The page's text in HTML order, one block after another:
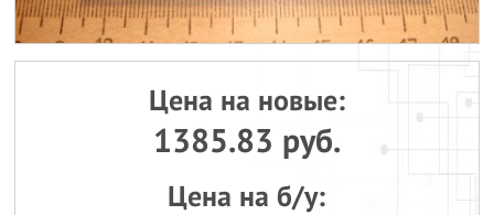
Цена на новые:
1385.83 руб.
Цена на б/у: